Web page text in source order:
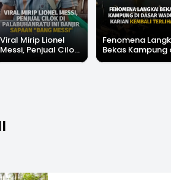
Viral Mirip Lionel
Messi, Penjual Cilok
di Palabuhanratu Ini
Fenomena
Bekas Kampung
Dasar Waduk